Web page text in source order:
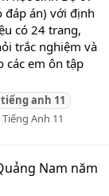
đáp án) với định
có 24 trang,
trắc nghiệm và
các em ôn tập
tiếnganh 11
Anh 11
Nam năm